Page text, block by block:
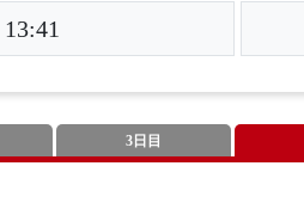
13:41
3日目